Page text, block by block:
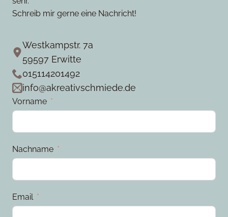
Schreib mir gerne eine Nachricht!
Westkampstr. 7a
59597 Erwitte
015114201492
info@akreativschmiede.de
Vorname
Nachname
Email